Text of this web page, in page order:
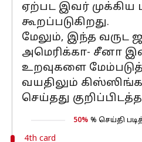
ஏற்பட இவர் முக்கிய
கூறப்படுகிறது.
மேலும், இந்த வருட
அமெரிக்கா- சீனா
உறவுகளை
வயதிலும்
செய்தது
50% % செய்தி
4th card